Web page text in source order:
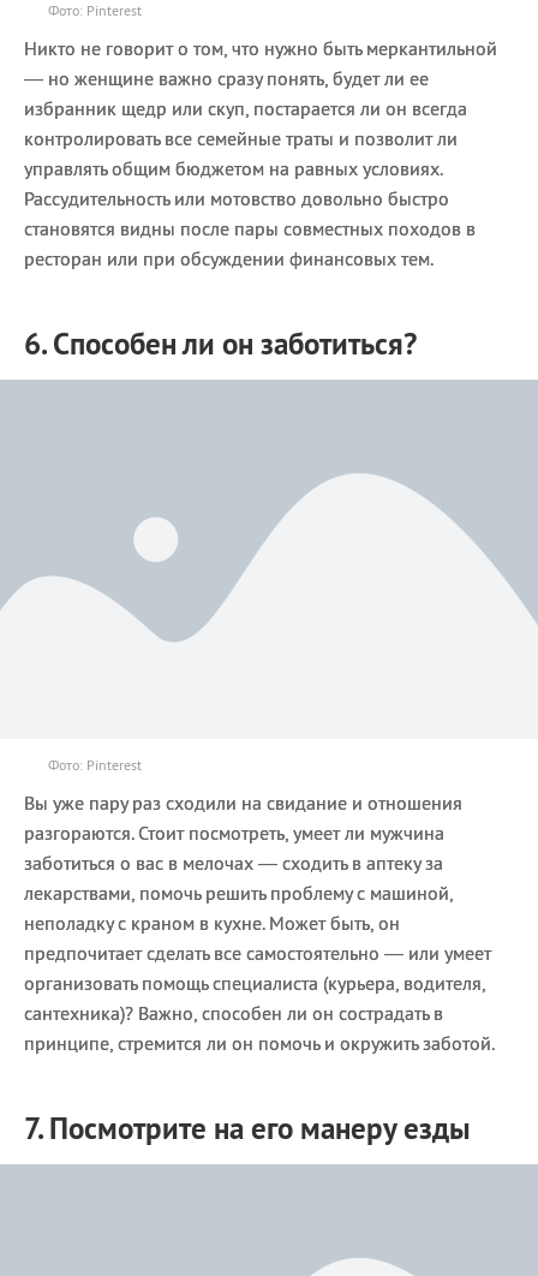
Фото: Pinterest
Никто не говорит о том, что нужно быть меркантильной
— но женщине важно сразу понять, будет ли ее
избранник щедр или скуп, постарается ли он всегда
контролировать все семейные траты и позволит ли
управлять общим бюджетом на равных условиях.
Рассудительность или мотовство довольно быстро
становятся видны после пары совместных походов в
ресторан или при обсуждении финансовых тем.
6. Способен ли он заботиться?
Фото: Pinterest
Вы уже пару раз сходили на свидание и отношения
разгораются. Стоит посмотреть, умеет ли мужчина
заботиться о вас в мелочах — сходить в аптеку за
лекарствами, помочь решить проблему с машиной,
неполадку с краном в кухне. Может быть, он
предпочитает сделать все самостоятельно — или умеет
организовать помощь специалиста (курьера, водителя,
сантехника)? Важно, способен ли он сострадать в
принципе, стремится ли он помочь и окружить заботой.
7. Посмотрите на его манеру езды